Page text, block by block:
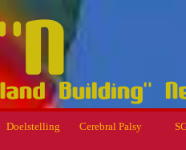
Doelstelling Cerebral Palsy